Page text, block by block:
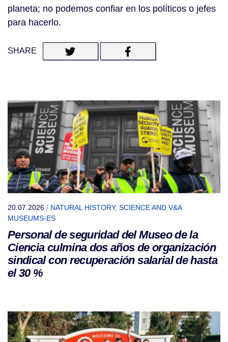
planeta; no podemos confiar en los políticos o jefes
para hacerlo.
SHARE
20.07.2026 / NATURAL HISTORY, SCIENCE AND V&A
MUSEUMS-ES
Personal de seguridad del Museo de la
Ciencia culmina dos años de organización
sindical con recuperación salarial de hasta
el 30 %